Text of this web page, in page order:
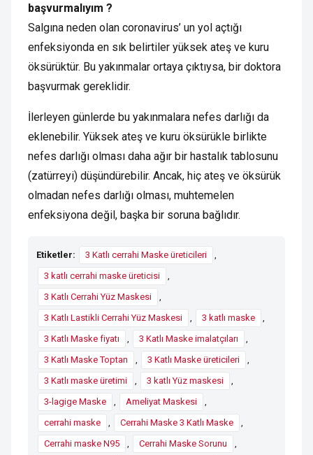
başvurmalıyım ?
Salgına neden olan coronavirus’ un yol açtığı
enfeksiyonda en sık belirtiler yüksek ateş ve kuru
öksürüktür. Bu yakınmalar ortaya çıktıysa, bir doktora
başvurmak gereklidir.
İlerleyen günlerde bu yakınmalara nefes darlığı da
eklenebilir. Yüksek ateş ve kuru öksürükle birlikte
nefes darlığı olması daha ağır bir hastalık tablosunu
(zatürreyi) düşündürebilir. Ancak, hiç ateş ve öksürük
olmadan nefes darlığı olması, muhtemelen
enfeksiyona değil, başka bir soruna bağlıdır.
Etiketler: 3 Katlı cerrahi Maske üreticileri
3 katlı cerrahi maske üreticisi
3 Katlı Cerrahi Yüz Maskesi
3 Katlı Lastikli Cerrahi Yüz Maskesi
3 katlı maske
3 Katlı Maske fiyatı
3 Katlı Maske imalatçıları
3 Katlı Maske Toptan
3 Katlı Maske üreticileri
3 Katlı maske üretimi
3 katlı Yüz maskesi
3-lagige Maske
Ameliyat Maskesi
cerrahi maske
Cerrahi Maske 3 Katlı Maske
Cerrahi maske N95
Cerrahi Maske Sorunu